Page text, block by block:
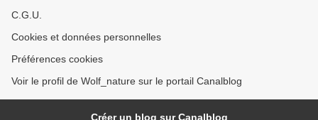
C.G.U.
Cookies et données personnelles
Préférences cookies
Voir le profil de Wolf_nature sur le portail Canalblog
Créer un blog sur Canalblog